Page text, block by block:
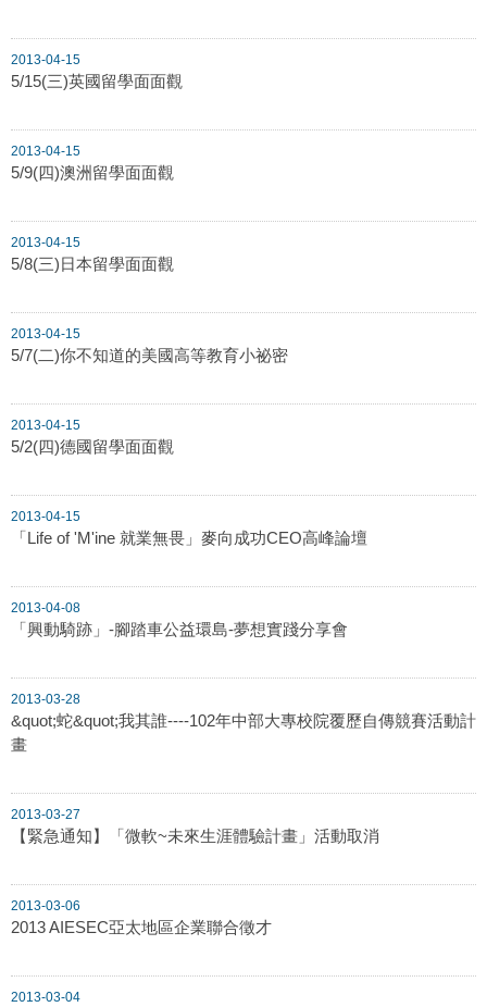
2013-04-15
5/15(三)英國留學面面觀
2013-04-15
5/9(四)澳洲留學面面觀
2013-04-15
5/8(三)日本留學面面觀
2013-04-15
5/7(二)你不知道的美國高等教育小祕密
2013-04-15
5/2(四)德國留學面面觀
2013-04-15
「Life of 'M'ine 就業無畏」麥向成功CEO高峰論壇
2013-04-08
「興動騎跡」-腳踏車公益環島-夢想實踐分享會
2013-03-28
&quot;蛇&quot;我其誰----102年中部大專校院覆歷自傳競賽活動計
畫
2013-03-27
【緊急通知】「微軟~未來生涯體驗計畫」活動取消
2013-03-06
2013 AIESEC亞太地區企業聯合徵才
2013-03-04